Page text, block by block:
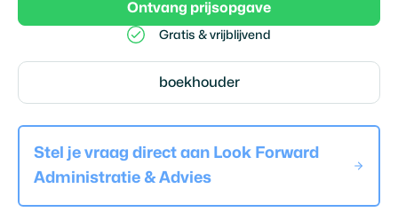
Ontvang prijsopgave
Gratis & vrijblijvend
boekhouder
Stel je vraag direct aan Look Forward
Administratie & Advies